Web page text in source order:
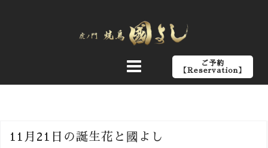
へ
ご予約
【Reservation】
11月21日の誕生花と國よし